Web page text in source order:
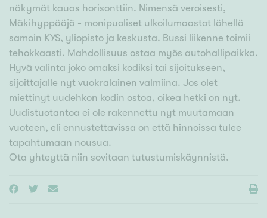
näkymät kauas horisonttiin. Nimensä veroisesti,
Mäkihyppääjä - monipuoliset ulkoilumaastot lähellä
samoin KYS, yliopisto ja keskusta. Bussi liikenne toimii
tehokkaasti. Mahdollisuus ostaa myös autohallipaikka.
Hyvä valinta joko omaksi kodiksi tai sijoitukseen,
sijoittajalle nyt vuokralainen valmiina. Jos olet
miettinyt uudehkon kodin ostoa, oikea hetki on nyt.
Uudistuotantoa ei ole rakennettu nyt muutamaan
vuoteen, eli ennustettavissa on että hinnoissa tulee
tapahtumaan nousua.
Ota yhteyttä niin sovitaan tutustumiskäynnistä.